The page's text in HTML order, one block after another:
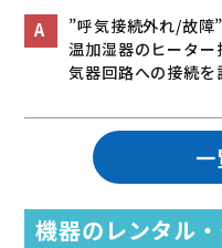
”呼気接続外れ/故障
温加湿器のヒーター
気器回路への接続
一
機器のレンタル